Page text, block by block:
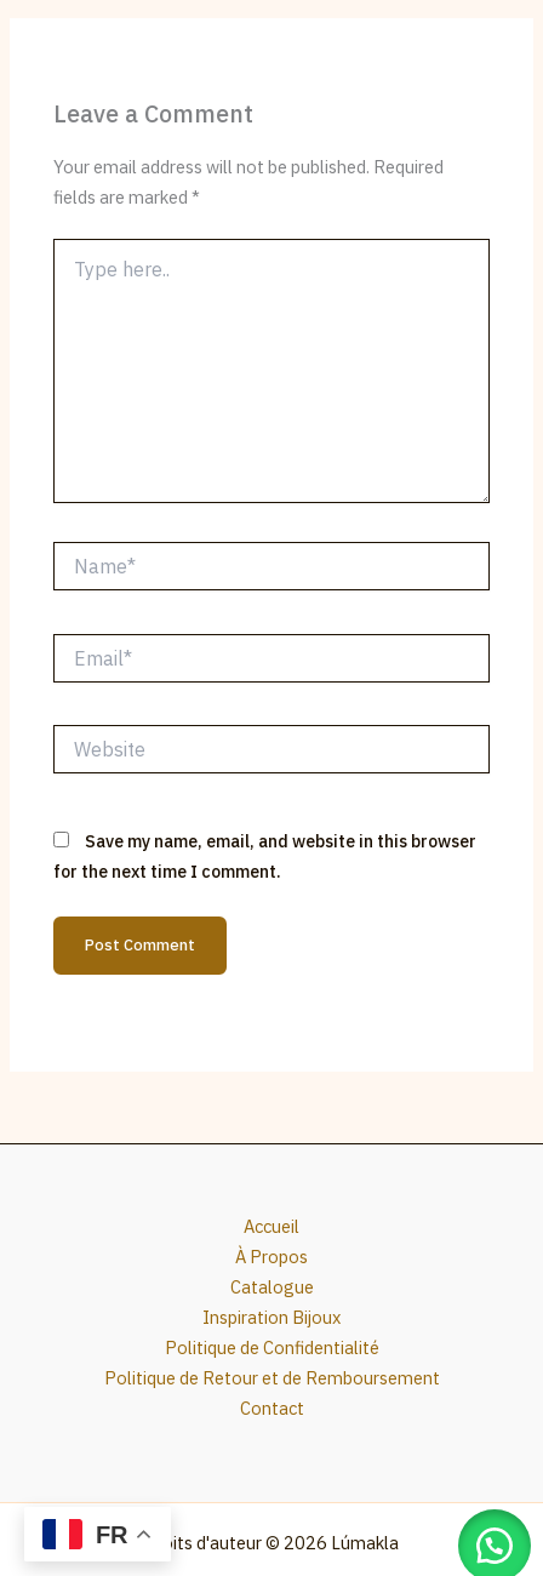
Leave a Comment
Your email address will not be published. Required
fields are marked*
here..
Website
Save my name, email, and website in this browser
for the next time I comment.
Accueil
À Propos
Catalogue
Inspiration Bijoux
Politique de Confidentialité
Politique de Retour et de Remboursement
Contact
Droits d'auteur © 2026 Lúmakla
FR